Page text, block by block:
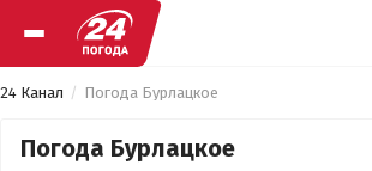
24 Канал Погода Бурлацкое
Погода Бурлацкое